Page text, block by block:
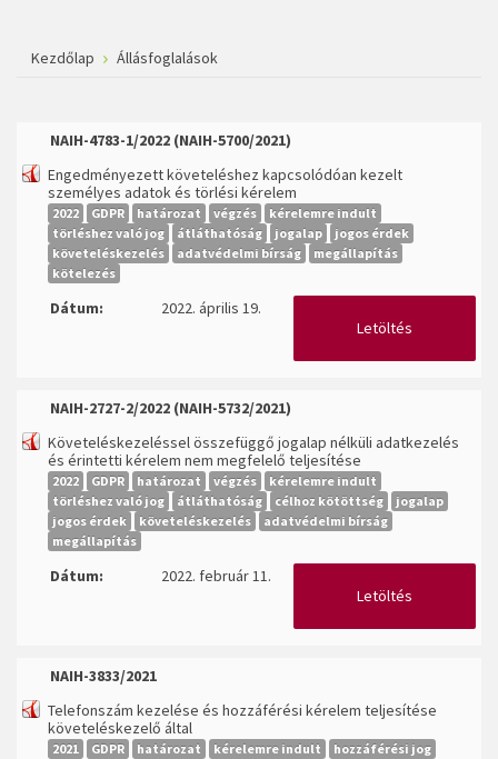
Kezdőlap Állásfoglalások
NAIH-4783-1/2022 (NAIH-5700/2021)
Engedményezett követeléshez kapcsolódóan kezelt
személyes adatok és törlési kérelem
2022 GDPR határozat végzés
kérelemre indult
törléshez való jog
átláthatóság jogalap
jogos érdek
követeléskezelés
adatvédelmi bírság
megállapítás
kötelezés
Dátum:
2022. április 19.
Letöltés
NAIH-2727-2/2022 (NAIH-5732/2021)
Követeléskezeléssel összefüggő jogalap nélküli adatkezelés
és érintetti kérelem nem megfelelő teljesítése
2022 GDPR határozat végzés
kérelemre indult
törléshez való jog
átláthatóság célhoz kötöttség
jogalap
jogos érdek
követeléskezelés
adatvédelmi bírság
megállapítás
Dátum:
2022. február 11.
Letöltés
NAIH-3833/2021
Telefonszám kezelése és hozzáférési kérelem teljesítése
követeléskezelő által
2021 GDPR határozat kérelemre indult
hozzáférési jog